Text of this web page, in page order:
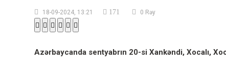
18-09-2024, 13:21 171 0 Rəy
Azərbaycanda sentyabrın 20-si Xankəndi, Xocalı,